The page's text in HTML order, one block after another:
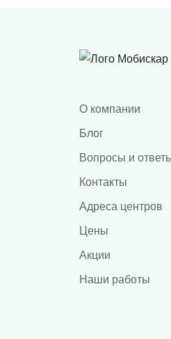
О компании
Блог
Вопросы и
Контакты
Адреса центров
Цены
Акции
Наши работы